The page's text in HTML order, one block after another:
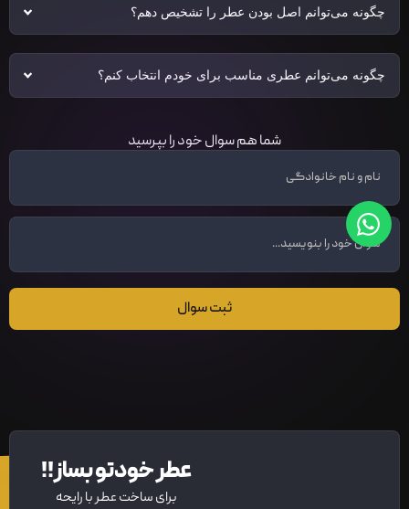
چگونه می‌توانم اصل بودن عطر را تشخیص دهم؟
چگونه می‌توانم عطری مناسب برای خودم انتخاب کنم؟
شما هم سوال خود را بپرسید
ثبت سوال
عطر خودتو بساز!!
برای ساخت عطر با رایحه